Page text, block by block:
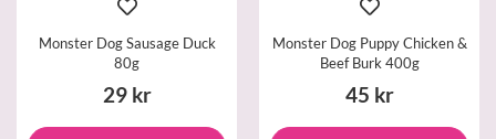
Monster Dog Sausage Duck
80g
29 kr
Monster Dog Puppy Chicken &
Beef Burk 400g
45 kr